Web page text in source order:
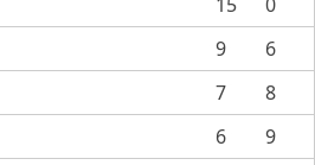
9
6
7
8
6
9